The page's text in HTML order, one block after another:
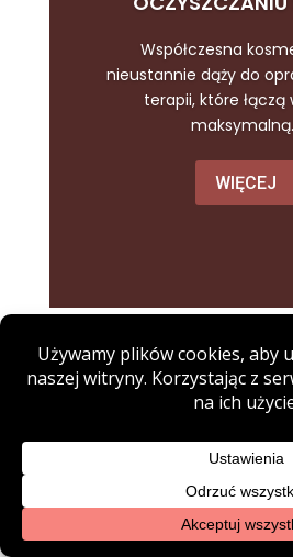
Współczesna
nieustannie dąży do
terapii, które łączą
WIĘCEJ
AUGMENTACJA
NOWOCZESNY
POTĘGOWANIE
DOZNAŃ W